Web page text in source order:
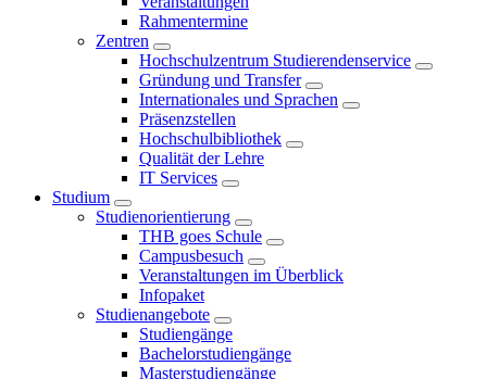
Rahmentermine
Zentren
Hochschulzentrum Studierendenservice
Gründung und Transfer
Internationales und Sprachen
Präsenzstellen
Hochschulbibliothek
Qualität der Lehre
IT Services
Studium
Studienorientierung
THB goes Schule
Campusbesuch
Veranstaltungen im Überblick
Infopaket
Studienangebote
Studiengänge
Bachelorstudiengänge
Masterstudiengänge